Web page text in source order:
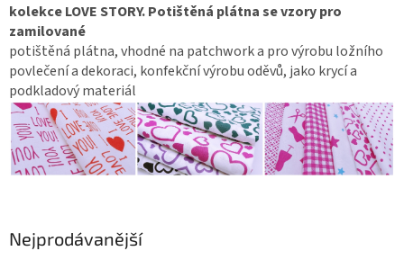
kolekce LOVE STORY. Potištěná plátna se vzory pro
zamilované
potištěná plátna, vhodné na patchwork a pro výrobu ložního
povlečení a dekoraci, konfekční výrobu oděvů, jako krycí a
podkladový materiál
Nejprodávanější